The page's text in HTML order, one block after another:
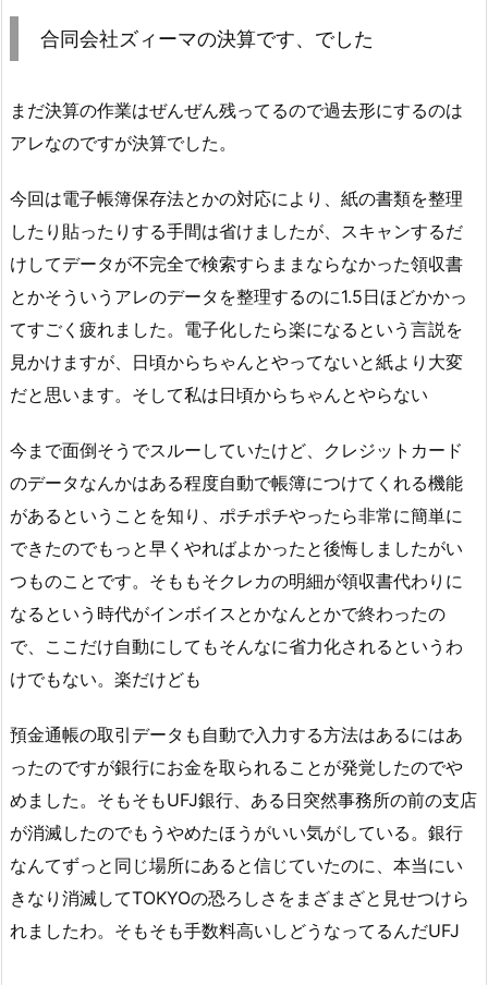
合同会社ズィーマの決算です、でした
まだ決算の作業はぜんぜん残ってるので過去形にするのは
アレなのですが決算でした。
今回は電子帳簿保存法とかの対応により、紙の書類を整理
したり貼ったりする手間は省けましたが、スキャンするだ
けしてデータが不完全で検索すらままならなかった領収書
とかそういうアレのデータを整理するのに1.5日ほどかかっ
てすごく疲れました。電子化したら楽になるという言説を
見かけますが、日頃からちゃんとやってないと紙より大変
だと思います。そして私は日頃からちゃんとやらない
今まで面倒そうでスルーしていたけど、クレジットカード
のデータなんかはある程度自動で帳簿につけてくれる機能
があるということを知り、ポチポチやったら非常に簡単に
できたのでもっと早くやればよかったと後悔しましたがい
つものことです。そももそクレカの明細が領収書代わりに
なるという時代がインボイスとかなんとかで終わったの
で、ここだけ自動にしてもそんなに省力化されるというわ
けでもない。楽だけども
預金通帳の取引データも自動で入力する方法はあるにはあ
ったのですが銀行にお金を取られることが発覚したのでや
めました。そもそもUFJ銀行、ある日突然事務所の前の支店
が消滅したのでもうやめたほうがいい気がしている。銀行
なんてずっと同じ場所にあると信じていたのに、本当にい
きなり消滅してTOKYOの恐ろしさをまざまざと見せつけら
れましたわ。そもそも手数料高いしどうなってるんだUFJ